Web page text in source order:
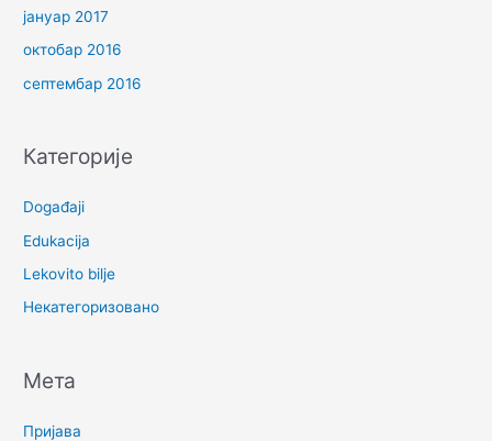
јануар 2017
октобар 2016
септембар 2016
Категорије
Događaji
Edukacija
Lekovito bilje
Некатегоризовано
Мета
Пријава